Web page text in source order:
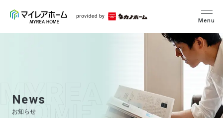
Menu
News
お知らせ